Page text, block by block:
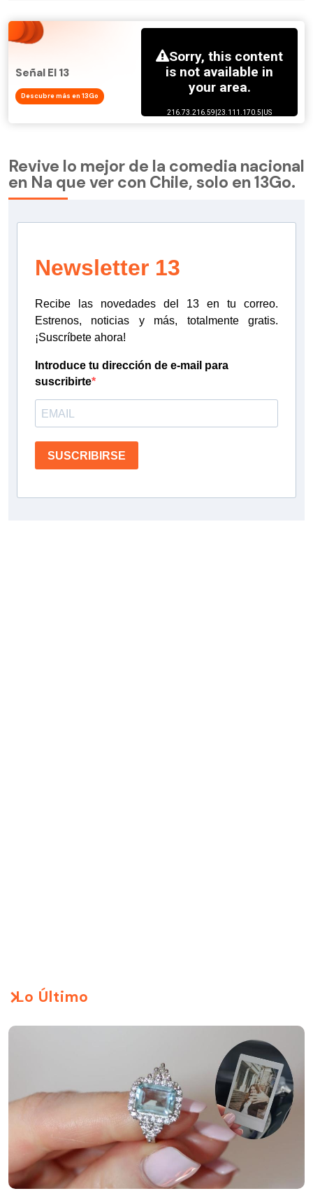
Señal El 13
Descubre más en 13Go
Revive lo mejor de la comedia nacional
en Na que ver con Chile, solo en 13Go.
Newsletter 13
Recibe las novedades del 13 en tu correo.
Estrenos, noticias y más, totalmente gratis.
¡Suscríbete ahora!
Introduce tu dirección de e-mail para
suscribirte
SUSCRIBIRSE
Lo Último